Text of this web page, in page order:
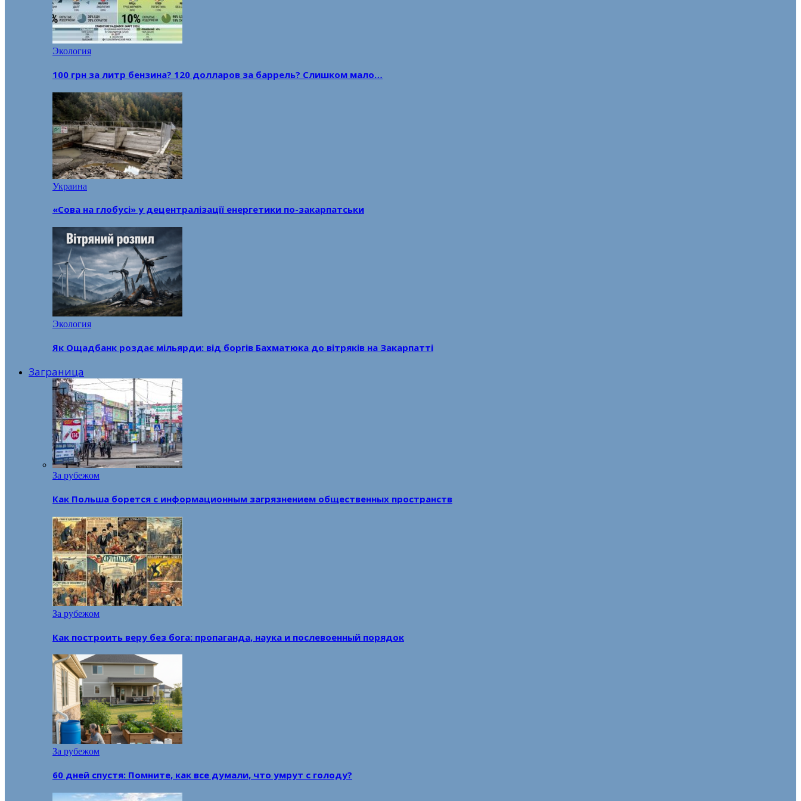
Экология
100 грн за литр бензина? 120 долларов за баррель? Слишком мало…
Украина
«Сова на глобусі» у децентралізації енергетики по-закарпатськи
Экология
Як Ощадбанк роздає мільярди: від боргів Бахматюка до вітряків на Закарпатті
Заграница
За рубежом
Как Польша борется с информационным загрязнением общественных пространств
За рубежом
Как построить веру без бога: пропаганда, наука и послевоенный порядок
За рубежом
60 дней спустя: Помните, как все думали, что умрут с голоду?